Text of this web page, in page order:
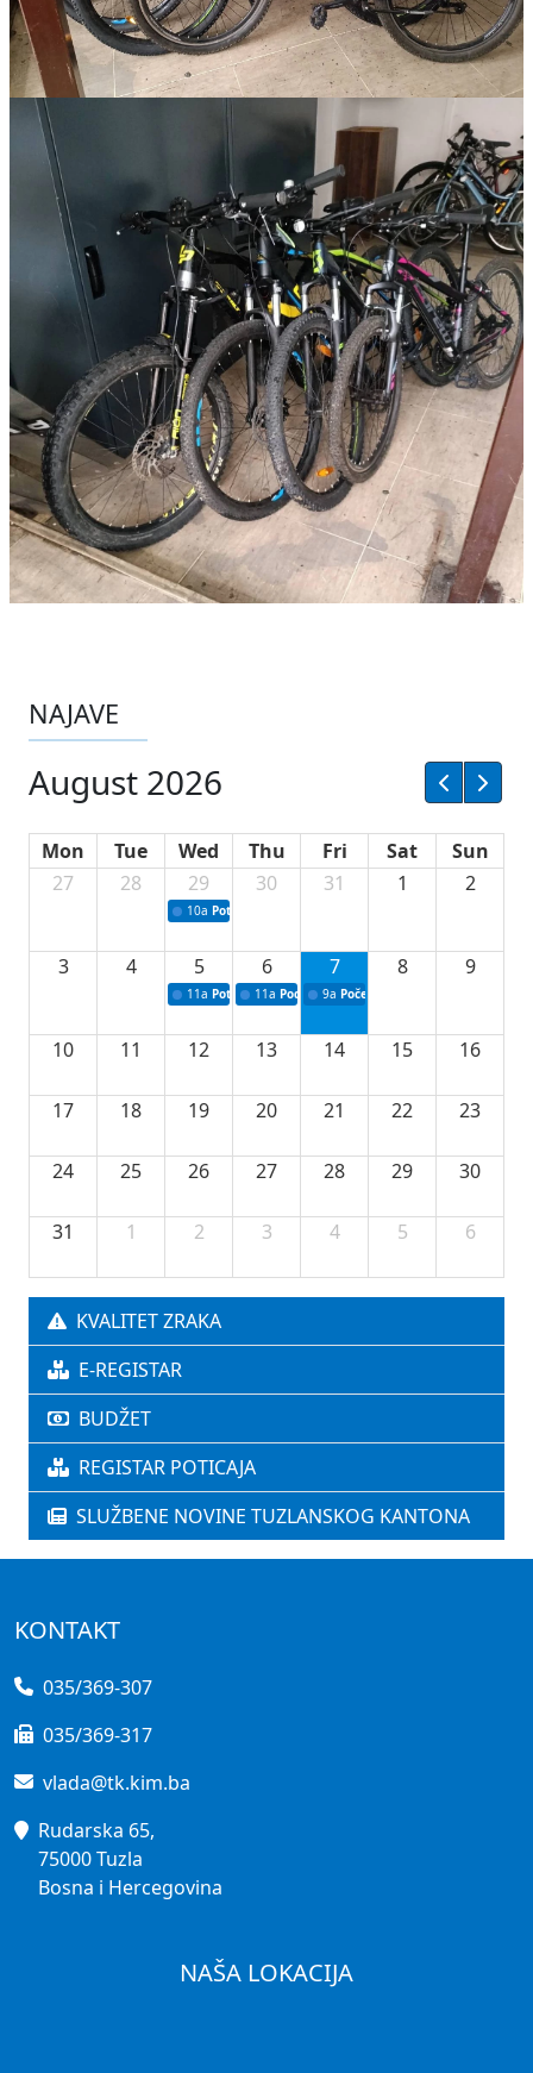
NAJAVE
August 2026
Mon Tue Wed Thu Fri Sat
Sun
27
28 29
10a Potpisivanje ugovora sa neprofitnim
30 31 1 2
3 4 5
11a Potpisivanje ugovora o stipendijama za
6
11a Podrška razvoju vodne infrastrukture u
7
9a Početak izgradnje nove
8 9
10 11 12 13 14 15 16
17 18 19 20 21 22 23
24 25 26 27 28 29 30
31 1 2 3 4 5 6
KVALITET ZRAKA
E-REGISTAR
BUDŽET
REGISTAR POTICAJA
SLUŽBENE NOVINE TUZLANSKOG KANTONA
KONTAKT
035/369-307
035/369-317
vlada@tk.kim.ba
Rudarska 65,
75000 Tuzla
Bosna i Hercegovina
NAŠA LOKACIJA